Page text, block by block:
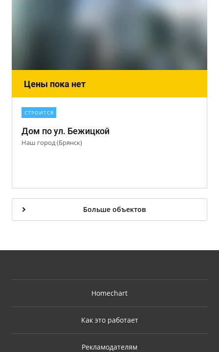
Цены пока нет
СТРОИТСЯ
Дом по ул. Бежицкой
Наш город (Брянск)
Больше объектов
Homechart
Как это работает
Рекламодателям